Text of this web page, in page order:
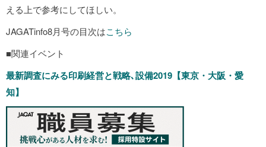
える上で参考にしてほしい。
JAGATinfo8月号の目次はこちら
■関連イベント
最新調査にみる印刷経営と戦略､設備2019【東京・大阪・愛
知】